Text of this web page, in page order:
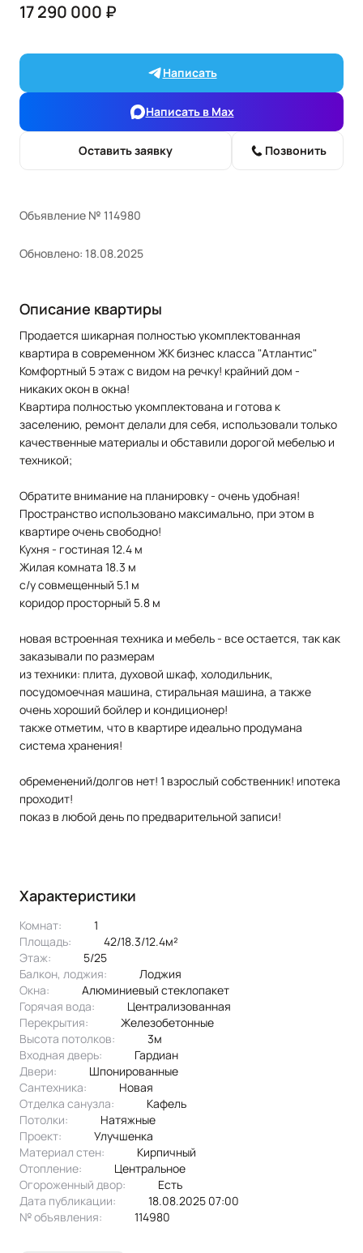
17 290 000 ₽
Написать
Написать в Max
Оставить заявку Позвонить
Объявление № 114980
Обновлено: 18.08.2025
Описание квартиры
Продается шикарная полностью укомплектованная
квартира в современном ЖК бизнес класса "Атлантис"
Комфортный 5 этаж с видом на речку! крайний дом -
никаких окон в окна!
Квартира полностью укомплектована и готова к
заселению, ремонт делали для себя, использовали только
качественные материалы и обставили дорогой мебелью и
техникой;
Обратите внимание на планировку - очень удобная!
Пространство использовано максимально, при этом в
квартире очень свободно!
Кухня - гостиная 12.4 м
Жилая комната 18.3 м
с/у совмещенный 5.1 м
коридор просторный 5.8 м
новая встроенная техника и мебель - все остается, так как
заказывали по размерам
из техники: плита, духовой шкаф, холодильник,
посудомоечная машина, стиральная машина, а также
очень хороший бойлер и кондиционер!
также отметим, что в квартире идеально продумана
система хранения!
обременений/долгов нет! 1 взрослый собственник! ипотека
проходит!
показ в любой день по предварительной записи!
Характеристики
Комнат:
1
Площадь:
42/18.3/12.4м²
Этаж:
5/25
Балкон, лоджия:
лоджия
Окна:
Алюминиевый стеклопакет
Горячая вода:
централизованная
Перекрытия:
железобетонные
Высота потолков:
3м
Входная дверь:
Гардиан
Двери:
шпонированные
Сантехника:
новая
Отделка санузла:
кафель
Потолки:
натяжные
Проект:
улучшенка
Материал стен:
Кирпичный
Отопление:
центральное
Огороженный двор:
Есть
Дата публикации:
18.08.2025 07:00
№ объявления:
114980